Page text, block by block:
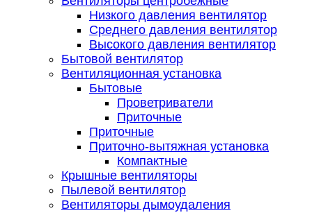
Низкого давления вентилятор
Среднего давления вентилятор
Высокого давления вентилятор
Бытовой вентилятор
Вентиляционная установка
Бытовые
Проветриватели
Приточные
Приточные
Приточно-вытяжная установка
Компактные
Крышные вентиляторы
Пылевой вентилятор
Вентиляторы дымоудаления